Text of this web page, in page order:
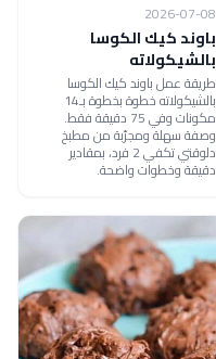
2026-07-08
باوند كيك الكوسا
بالشيكولاته
طريقة عمل باوند كيك الكوسا
بالشيكولاته خطوة بخطوة بـ14
مكونات وفي 75 دقيقة فقط.
وصفة سهلة ومجرّبة من مطبخ
دلوقتي تكفي 2 فرد، بمقادير
دقيقة وخطوات واضحة.